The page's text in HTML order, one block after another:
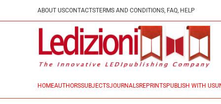
ABOUT USCONTACTSTERMS AND CONDITIONS, FAQ, HELP
HOMEAUTHORSSUBJECTSJOURNALSREPRINTSPUBLISH WITH US